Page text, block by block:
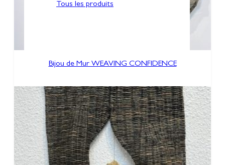
Tous les produits
Bijou de Mur WEAVING CONFIDENCE